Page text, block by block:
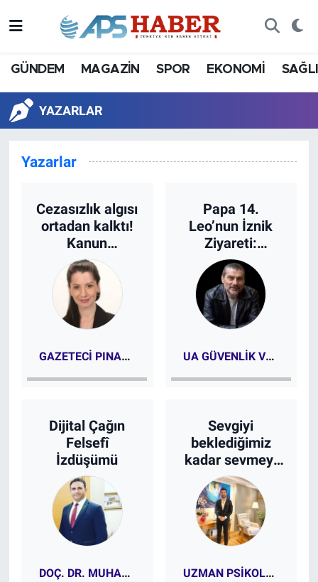
GÜNDEM MAGAZİN SPOR EKONOMİ
YAZARLAR
Yazarlar
Cezasızlık algısı
ortadan kalktı!
Kanun
karşısında
herkes eşittir.
GAZETECI PINAR ETCİ
Papa 14.
Leo’nun İznik
Ziyareti:
Ekümenik Statü
Hamlesi mi?
UA GÜVENLIK VE TERÖRIZM UZMANI ÖMER KALAYCI
Dijital Çağın
Felsefî
İzdüşümü
DOÇ. DR. MUHAMMET CANER ILGAROĞLU
Sevgiyi
beklediğimiz
kadar sevmeyi
biliyor muyuz?
UZMAN PSIKOLOG MERT BEZCI